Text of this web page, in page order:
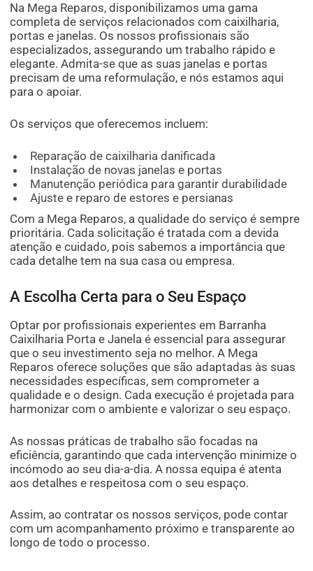
Na Mega Reparos, disponibilizamos uma gama
completa de serviços relacionados com caixilharia,
portas e janelas. Os nossos profissionais são
especializados, assegurando um trabalho rápido e
elegante. Admita-se que as suas janelas e portas
precisam de uma reformulação, e nós estamos aqui
para o apoiar.
Os serviços que oferecemos incluem:
Reparação de caixilharia danificada
Instalação de novas janelas e portas
Manutenção periódica para garantir durabilidade
Ajuste e reparo de estores e persianas
Com a Mega Reparos, a qualidade do serviço é sempre
prioritária. Cada solicitação é tratada com a devida
atenção e cuidado, pois sabemos a importância que
cada detalhe tem na sua casa ou empresa.
A Escolha Certa para o Seu Espaço
Optar por profissionais experientes em Barranha
Caixilharia Porta e Janela é essencial para assegurar
que o seu investimento seja no melhor. A Mega
Reparos oferece soluções que são adaptadas às suas
necessidades específicas, sem comprometer a
qualidade e o design. Cada execução é projetada para
harmonizar com o ambiente e valorizar o seu espaço.
As nossas práticas de trabalho são focadas na
eficiência, garantindo que cada intervenção minimize o
incómodo ao seu dia-a-dia. A nossa equipa é atenta
aos detalhes e respeitosa com o seu espaço.
Assim, ao contratar os nossos serviços, pode contar
com um acompanhamento próximo e transparente ao
longo de todo o processo.